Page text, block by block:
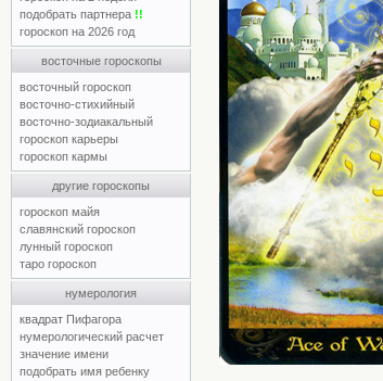
подобрать партнера !!
гороскоп на 2026 год
восточные гороскопы
восточный гороскоп
восточно-стихийный
восточно-зодиакальный
гороскоп карьеры
гороскоп кармы
другие гороскопы
гороскоп майя
славянский гороскоп
лунный гороскоп
таро гороскоп
нумерология
квадрат Пифагора
нумерологический расчет
значение имени
подобрать имя ребенку